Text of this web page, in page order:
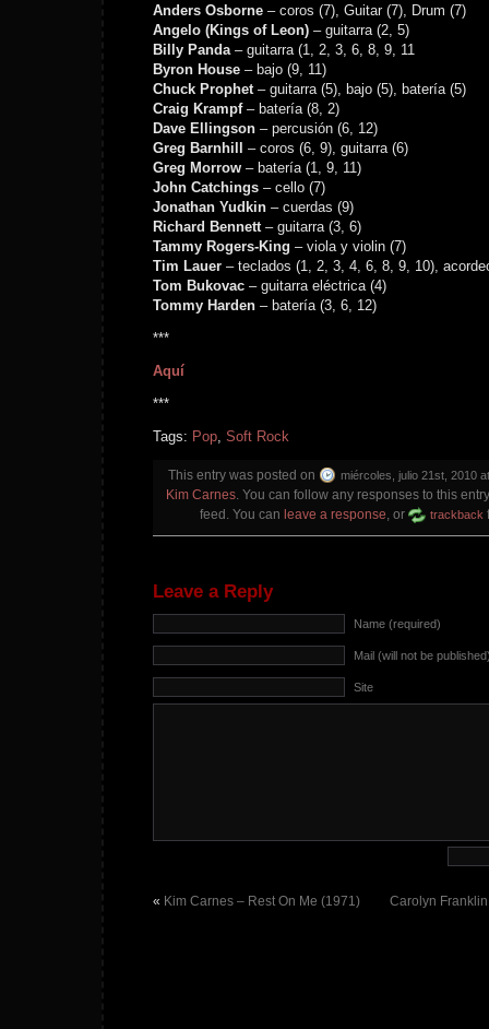
Anders Osborne – coros (7), Guitar (7), Drum (7)
Angelo (Kings of Leon) – guitarra (2, 5)
Billy Panda– guitarra (1, 2, 3, 6, 8, 9, 11
Byron House – bajo (9, 11)
Chuck Prophet– guitarra (5), bajo (5), batería (5)
Craig Krampf – batería (8, 2)
Dave Ellingson – percusión (6, 12)
Greg Barnhill – coros (6, 9), guitarra (6)
Greg Morrow – batería (1, 9, 11)
John Catchings – cello (7)
Jonathan Yudkin – cuerdas (9)
Richard Bennett – guitarra (3, 6)
Tammy Rogers-King – viola y violin (7)
Tim Lauer – teclados (1, 2, 3, 4, 6, 8, 9, 10),
Tom Bukovac – guitarra eléctrica (4)
Tommy Harden – batería (3, 6, 12)
***
Aquí
***
Tags: Pop, Soft Rock
This entry was posted on miércoles, julio 21st, 2010
Kim Carnes. You can follow any responses to this
feed. You can leave a response, or trackback
Leave a Reply
Name (required)
Mail (will not be
Site
« Kim Carnes – Rest On Me (1971) Carolyn